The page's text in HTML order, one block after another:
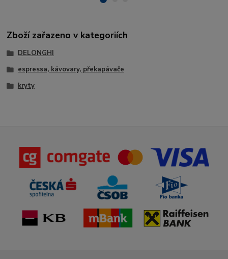
Zboží zařazeno v kategoriích
DELONGHI
espressa, kávovary, překapávače
kryty